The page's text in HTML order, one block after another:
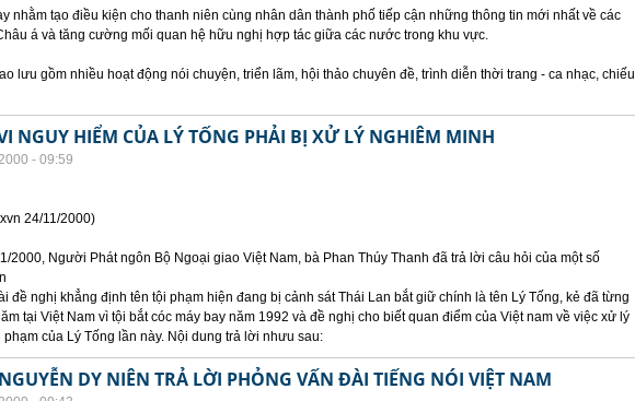
nhằm tạo điều kiện cho thanh niên cùng nhân dân thành phố tiếp cận những thông tin mới nhất về các
á và tăng cường mối quan hệ hữu nghị hợp tác giữa các nước trong khu vực.
lưu gồm nhiều hoạt động nói chuyện, triển lãm, hội thảo chuyên đề, trình diễn thời trang - ca nhạc, chiếu
NGUY HIỂM CỦA LÝ TỐNG PHẢI BỊ XỬ LÝ NGHIÊM MINH
- 09:59
24/11/2000)
2000, Người Phát ngôn Bộ Ngoại giao Việt Nam, bà Phan Thúy Thanh đã trả lời câu hỏi của một số
đề nghị khẳng định tên tội phạm hiện đang bị cảnh sát Thái Lan bắt giữ chính là tên Lý Tống, kẻ đã từng
tại Việt Nam vì tội bắt cóc máy bay năm 1992 và đề nghị cho biết quan điểm của Việt nam về việc xử lý
phạm của Lý Tống lần này. Nội dung trả lời nhưu sau:
DY NIÊN TRẢ LỜI PHỎNG VẤN ĐÀI TIẾNG NÓI VIỆT NAM